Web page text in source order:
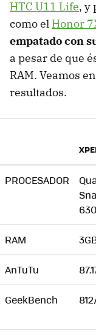
HTC U11 Life, y
como el Honor
empatado con
a pesar de que
RAM. Veamos
resultados.
PROCESADOR
630
RAM
AnTuTu
GeekBench